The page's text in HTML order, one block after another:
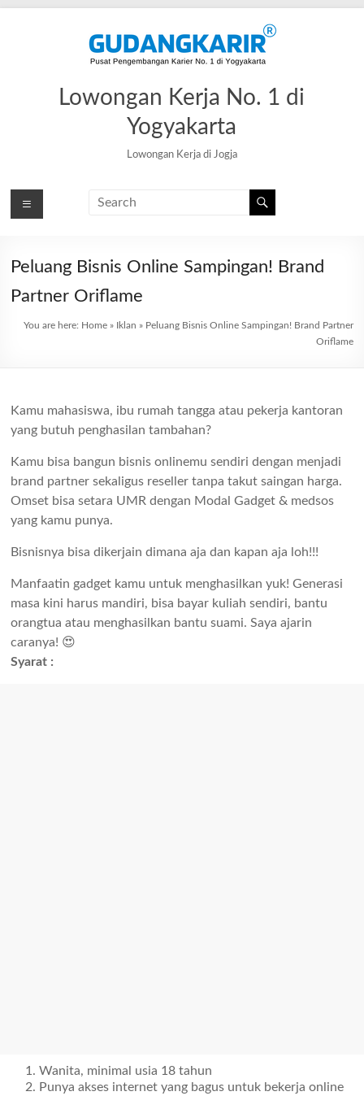
Lowongan Kerja No. 1 di
Yogyakarta
Lowongan Kerja di Jogja
Peluang Bisnis Online Sampingan! Brand
Partner Oriflame
You are here: Home» Iklan » Peluang Bisnis Online Sampingan! Brand Partner
Oriflame
Kamu mahasiswa, ibu rumah tangga atau pekerja kantoran
yang butuh penghasilan tambahan?
Kamu bisa bangun bisnis onlinemu sendiri dengan menjadi
brand partner sekaligus reseller tanpa takut saingan harga.
Omset bisa setara UMR dengan Modal Gadget & medsos
yang kamu punya.
Bisnisnya bisa dikerjain dimana aja dan kapan aja loh!!!
Manfaatin gadget kamu untuk menghasilkan yuk! Generasi
masa kini harus mandiri, bisa bayar kuliah sendiri, bantu
orangtua atau menghasilkan bantu suami. Saya ajarin
caranya! 😍
Syarat :
Wanita, minimal usia 18 tahun
Punya akses internet yang bagus untuk bekerja online